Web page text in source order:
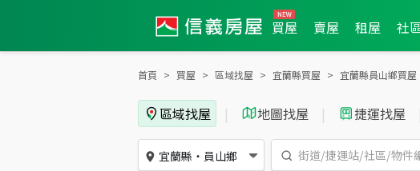
買屋 賣屋 租屋 社
首頁 買屋 區域找屋 宜蘭縣買屋 宜蘭縣員山鄉買屋
區域找屋 | 地圖找屋 | 捷運找屋
宜蘭縣 ・ 員山鄉